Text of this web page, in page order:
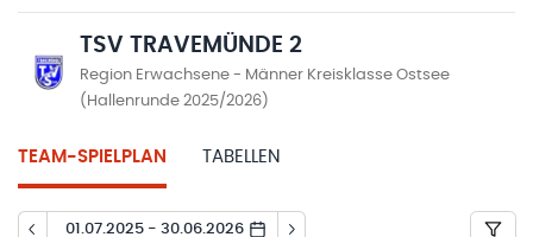
TSV TRAVEMÜNDE 2
Region Erwachsene - Männer Kreisklasse Ostsee
(Hallenrunde 2025/2026)
TEAM-SPIELPLAN TABELLEN
01.07.2025 - 30.06.2026